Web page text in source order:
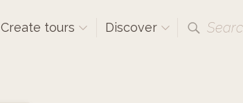
Create tours Discover